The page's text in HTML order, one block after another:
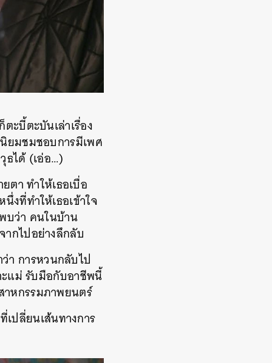
ะบี้ตะบันเล่าเรื่อง
ยมชมชอบการมีเพศ
ธได้ (เอ่อ…)
ตา ทำให้เธอเบื่อ
งที่ทำให้เธอเข้าใจ
บว่า คนในบ้าน
กไปอย่างลึกลับ
า การหวนกลับไป
ะแม่ รับมือกับอาชีพนี้
าหกรรมภาพยนตร์
ปลี่ยนเส้นทางการ